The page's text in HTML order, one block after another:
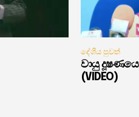
දේශීය පුවත්
වායු
(VIDEO)